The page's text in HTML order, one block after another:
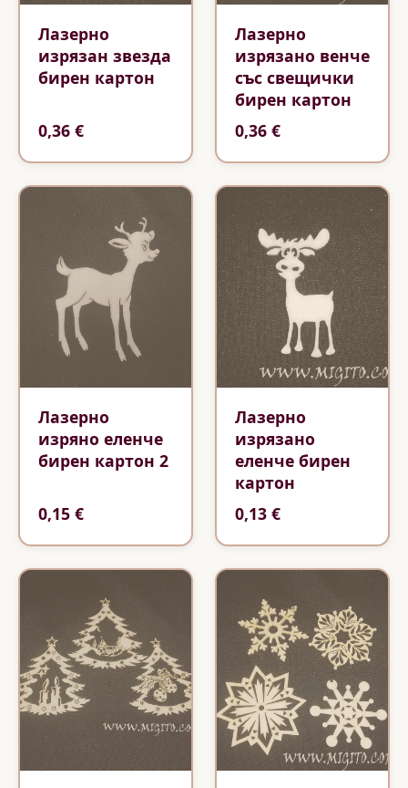
Лазерно
изрязан звезда
бирен картон
0,36 €
Лазерно
изрязано венче
със свещички
бирен картон
0,36 €
Лазерно
изряно еленче
бирен картон 2
0,15 €
Лазерно
изрязано
еленче бирен
картон
0,13 €